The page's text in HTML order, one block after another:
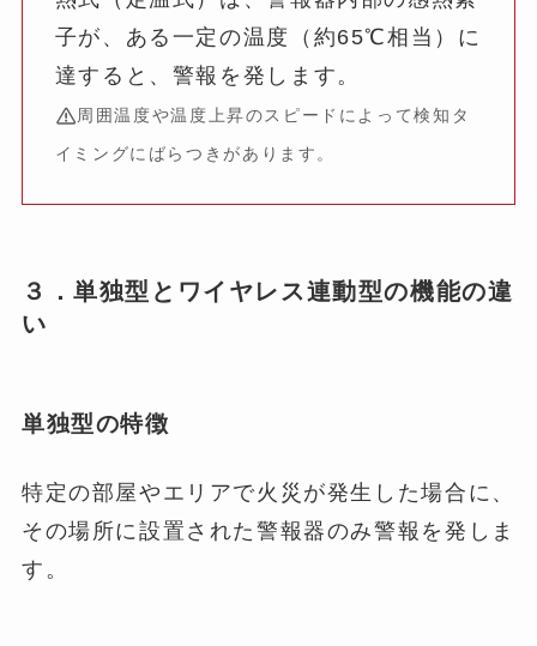
子が、ある一定の温度（約65℃相当）に
達すると、警報を発します。
周囲温度や温度上昇のスピードによって検知タ
イミングにばらつきがあります。
３．単独型とワイヤレス連動型の機能の違
い
単独型の特徴
特定の部屋やエリアで火災が発生した場合に、
その場所に設置された警報器のみ警報を発しま
す。